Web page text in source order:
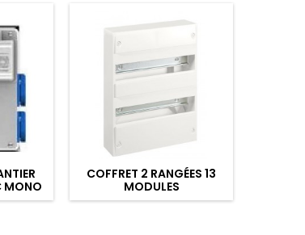
MONO
COFFRET 2 RANGÉES 13
MODULES